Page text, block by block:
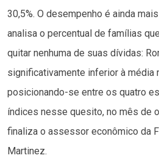
30,5%. O desempenho é ainda
analisa o percentual de famílias
quitar nenhuma de suas dívidas:
significativamente inferior à média
posicionando-se entre os quatro
índices nesse quesito, no mês de
finaliza o assessor econômico da
Martinez.